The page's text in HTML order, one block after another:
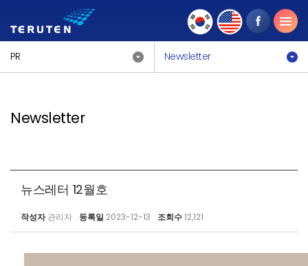
PR Newsletter
Newsletter
뉴스레터 12월호
작성자 관리자 등록일 2023-12-13 조회수12,121